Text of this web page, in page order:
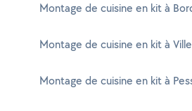
Montage de cuisine en kit à
Montage de cuisine en kit à
Montage de cuisine en kit à